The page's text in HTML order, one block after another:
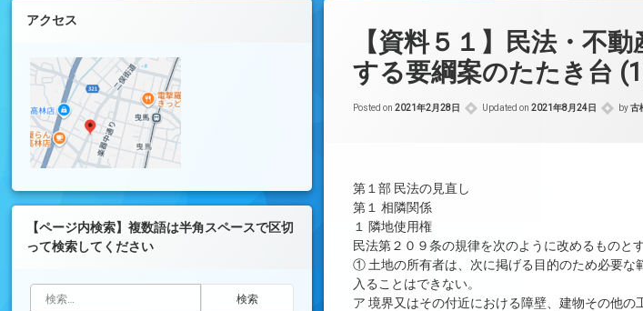
【資料５１】民法・不
する要綱案のたたき台
Posted on 2021年2月28日 Updated on 2021年8月24日 by古
第１部 民法の見直し
第１ 相隣関係
１ 隣地使用権
民法第２０９条の規律を次のように改めるものとす
① 土地の所有者は、次に掲げる目的のため必要な
入ることはできない。
ア 境界又はその付近における障壁、建物その他の
左サイドバー
アクセス
【ページ内検索】複数語は半角スペースで区切
って検索してください
検索: